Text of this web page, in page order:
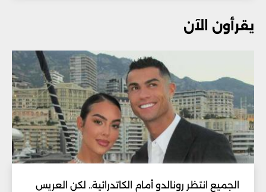
يقرأون الآن
الجميع انتظر رونالدو أمام الكاتدرائية.. لكن العريس